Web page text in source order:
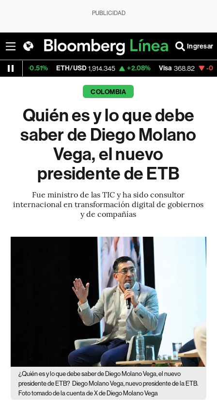
PUBLICIDAD
Ingresar
ETH/USD 1,914.345 +2.08% Visa 368.82 -0.21%
COLOMBIA
Quién es y lo que debe
saber de Diego Molano
Vega, el nuevo
presidente de ETB
Fue ministro de las TIC y ha sido consultor
internacional en transformación digital de gobiernos
y de compañías
¿Quién es y lo que debe saber de Diego Molano Vega, el nuevo
presidente de ETB? Diego Molano Vega, nuevo presidente de la ETB.
Foto tomado de la cuenta de X de Diego Molano Vega